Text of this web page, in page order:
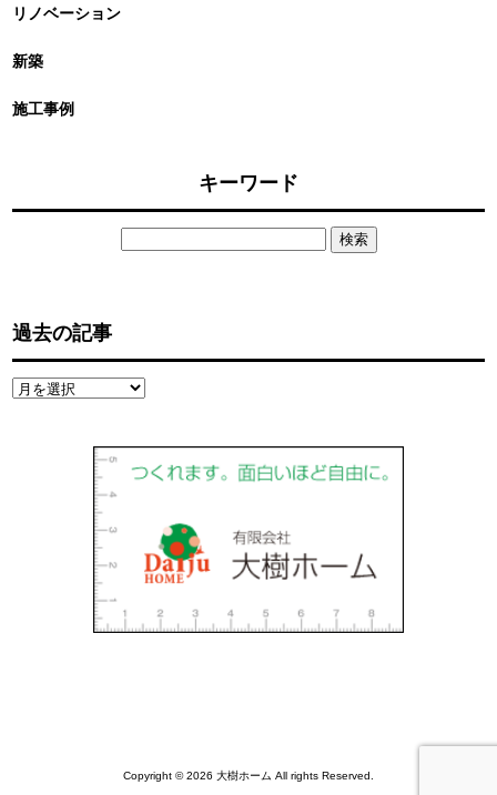
リノベーション
新築
施工事例
キーワード
過去の記事
過
Copyright © 2026 大樹ホーム All rights Reserved.